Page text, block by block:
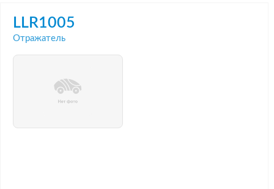
LLR1005
Отражатель